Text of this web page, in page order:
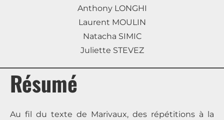
Anthony LONGHI
Laurent MOULIN
Natacha SIMIC
Juliette STEVEZ
Résumé
Au fil du texte de Marivaux, des répétitions à la